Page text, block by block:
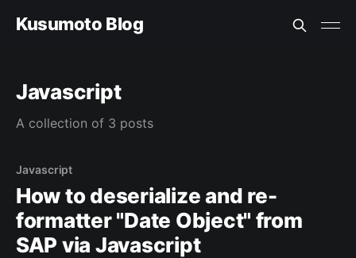
Kusumoto Blog
Javascript
A collection of 3 posts
Javascript
How to deserialize and re-
formatter "Date Object" from
SAP via Javascript